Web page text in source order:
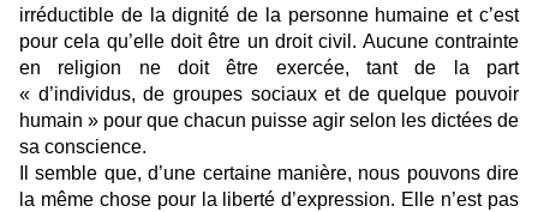
irréductible de la dignité de la personne humaine et c’est
pour cela qu’elle doit être un droit civil. Aucune contrainte
en religion ne doit être exercée, tant de la part
« d’individus, de groupes sociaux et de quelque pouvoir
humain » pour que chacun puisse agir selon les dictées de
sa conscience.
Il semble que, d’une certaine manière, nous pouvons dire
la même chose pour la liberté d’expression. Elle n’est pas